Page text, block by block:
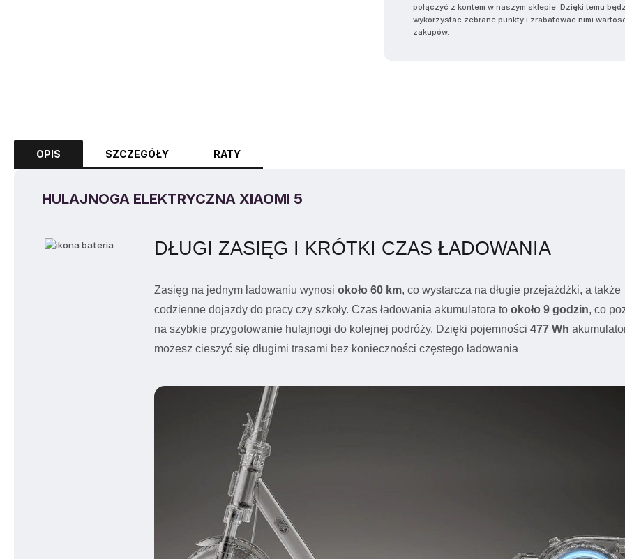
połączyć z kontem w naszym sklepie. Dzięki temu
wykorzystać zebrane punkty i zrabatować nimi
zakupów.
OPIS
HULAJNOGA ELEKTRYCZNA XIAOMI 5
DŁUGI ZASIĘG I KRÓTKI CZAS ŁADOWANIA
Zasięg na jednym ładowaniu wynosi około 60 km, co wystarcza na długie przejażdżki, a także
codzienne dojazdy do pracy czy szkoły. Czas ładowania akumulatora to około 9 godzin, co
na szybkie przygotowanie hulajnogi do kolejnej podróży. Dzięki pojemności 477 Wh
możesz cieszyć się długimi trasami bez konieczności częstego ładowania
SZCZEGÓŁY RATY